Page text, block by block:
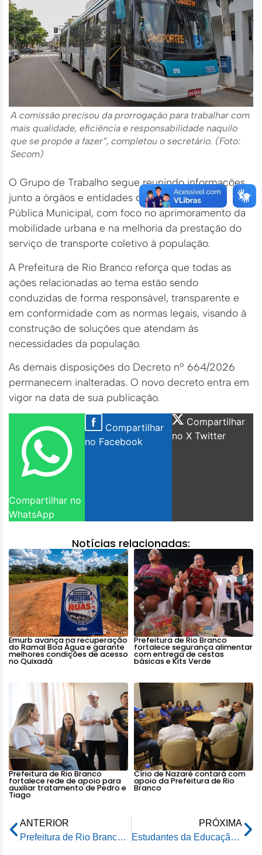
A comissão precisou da prorrogação para trabalhar com
mais qualidade, eficiência e responsabilidade naquilo
que se propõe a fazer”, completou o secretário. (Foto:
Secom)
O Grupo de Trabalho segue reunindo informações
junto a órgãos e entidades da Administração
Pública Municipal, com foco no aprimoramento da
mobilidade urbana e na melhoria da prestação do
serviço de transporte coletivo à população.
A Prefeitura de Rio Branco reforça que todas as
ações relacionadas ao tema estão sendo
conduzidas de forma responsável, transparente e
em conformidade com as normas legais, visando à
construção de soluções que atendam às
necessidades da população.
As demais disposições do Decreto nº 664/2026
permanecem inalteradas. O novo decreto entra em
vigor na data de sua publicação.
Compartilhar no
WhatsApp
Compartilhar
no Facebook
Compartilhar
no X Twitter
Notícias relacionadas:
Emurb avança na recuperação
do Ramal Boa Água e garante
melhores condições de acesso
no Quixadá
Prefeitura de Rio Branco
fortalece segurança alimentar
com entrega de cestas
básicas e Kits Verde
Prefeitura de Rio Branco
fortalece rede de apoio para
auxiliar tratamento de Pedro e
Tiago
Círio de Nazaré contará com
apoio da Prefeitura de Rio
Branco
ANTERIOR
Prefeitura de Rio Branco convoca usuários para atualização cadastral obrigatória e alerta sobre penalidades
PRÓXIMA
Estudantes da Educação Municipal de Rio Branco vivem segundo dia de surpresas em Orlando